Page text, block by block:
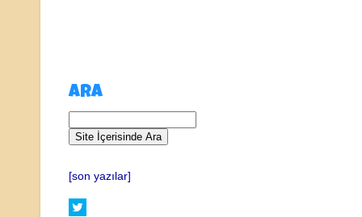
ARA
[son yazılar]